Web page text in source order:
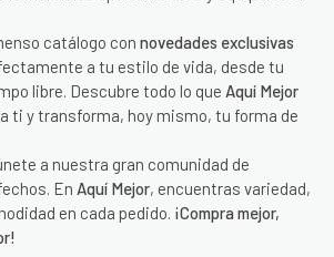
catálogo con novedades exclusivas
a tu estilo de vida, desde tu
libre. Descubre todo lo que Aquí Mejor
ti y transforma, hoy mismo, tu forma de
a nuestra gran comunidad de
En Aquí Mejor, encuentras variedad,
en cada pedido. ¡Compra mejor,